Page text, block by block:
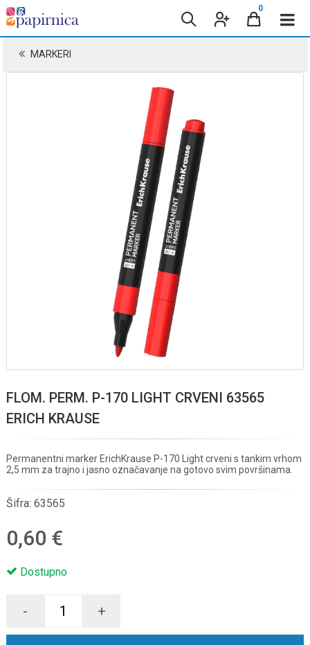
0
MARKERI
FLOM. PERM. P-170 LIGHT CRVENI 63565
ERICH KRAUSE
Permanentni marker ErichKrause P-170 Light crveni s tankim vrhom
2,5 mm za trajno i jasno označavanje na gotovo svim površinama.
Šifra: 63565
0,60 €
Dostupno
- +